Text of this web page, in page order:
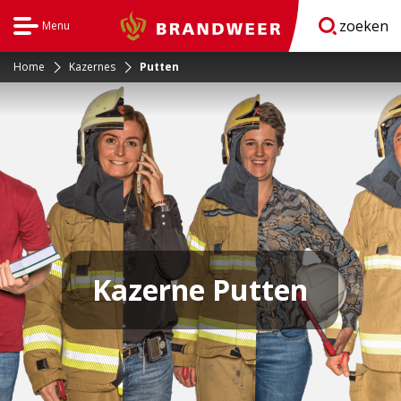
Menu Brandweer zoeken
Home Kazernes Putten
Kazerne Putten